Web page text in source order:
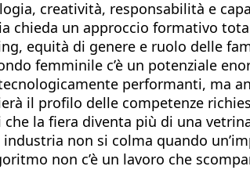
creatività, responsabilità e
chieda un approccio formativo
equità di genere e ruolo delle
femminile c’è un potenziale
performanti, ma
il profilo delle competenze
che la fiera diventa più di una
non si colma quando
non c’è un lavoro che